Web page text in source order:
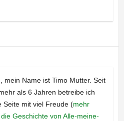
mein Name ist Timo Mutter. Seit
als 6 Jahren betreibe ich
Seite mit viel Freude (mehr
Geschichte von Alle-meine-